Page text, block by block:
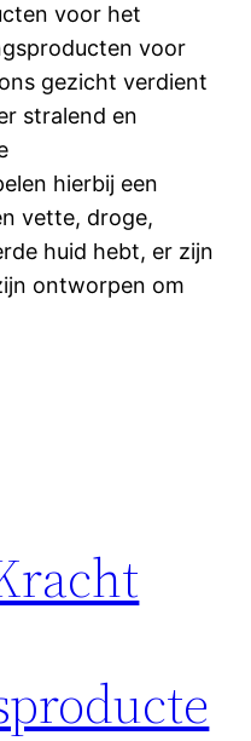
voor het
voor
gezicht verdient
stralend en
hierbij een
vette, droge,
huid hebt, er zijn
ontworpen om